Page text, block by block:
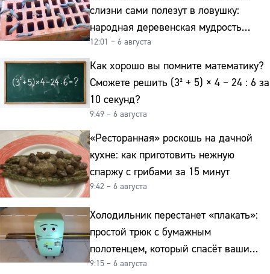
слизни сами полезут в ловушку:
народная деревенская мудрость
реально работает
12:01 – 6 августа
Как хорошо вы помните математику?
Сможете решить (3² + 5) × 4 − 24 : 6 за
10 секунд?
9:49 – 6 августа
«Ресторанная» роскошь на дачной
кухне: как приготовить нежную
спаржу с грибами за 15 минут
9:42 – 6 августа
Холодильник перестанет «плакать»:
простой трюк с бумажным
полотенцем, который спасёт ваши
овощи от гнили
9:15 – 6 августа